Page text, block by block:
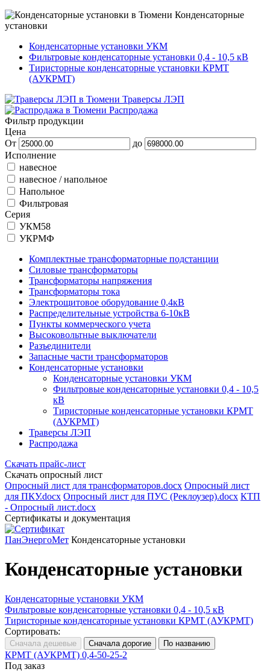
Конденсаторные
установки
Конденсаторные установки УКМ
Фильтровые конденсаторные установки 0,4 - 10,5 кВ
Тиристорные конденсаторные установки КРМТ
(АУКРМТ)
Траверсы ЛЭП
Распродажа
Фильтр продукции
Цена
От
до
Исполнение
навесное
навесное / напольное
Напольное
Фильтровая
Серия
УКМ58
УКРМФ
Комплектные трансформаторные подстанции
Силовые трансформаторы
Трансформаторы напряжения
Трансформаторы тока
Электрощитовое оборудование 0,4кВ
Распределительные устройства 6-10кВ
Пункты коммерческого учета
Высоковольтные выключатели
Разъединители
Запасные части трансформаторов
Конденсаторные установки
Конденсаторные установки УКМ
Фильтровые конденсаторные установки 0,4 - 10,5
кВ
Тиристорные конденсаторные установки КРМТ
(АУКРМТ)
Траверсы ЛЭП
Распродажа
Скачать прайс-лист
Скачать опросный лист
Опросный лист для трансформаторов.docx Опросный лист
для ПКУ.docx Опросный лист для ПУС (Реклоузер).docx КТП
- Опросный лист.docx
Сертификаты и документация
ПанЭнергоМет Конденсаторные установки
Конденсаторные установки
Конденсаторные установки УКМ
Фильтровые конденсаторные установки 0,4 - 10,5 кВ
Тиристорные конденсаторные установки КРМТ (АУКРМТ)
Сортировать:
КРМТ (АУКРМТ) 0,4-50-25-2
Под заказ